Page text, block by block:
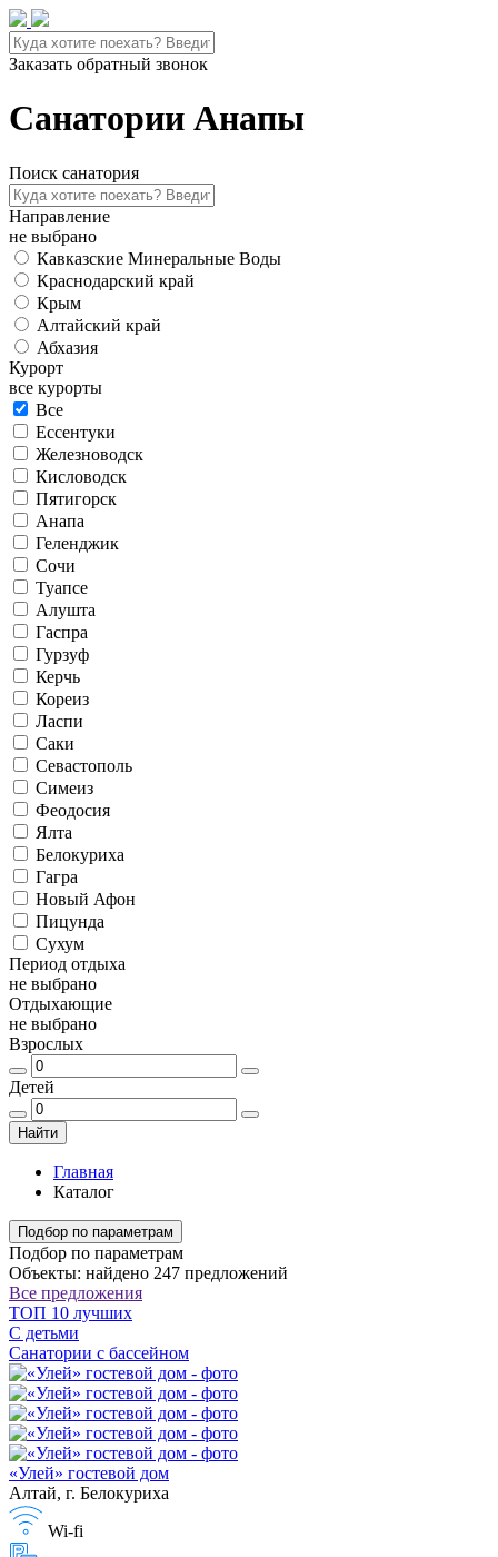
Заказать обратный звонок
Санатории Анапы
Поиск санатория
Направление
не выбрано
Кавказские Минеральные Воды
Краснодарский край
Крым
Алтайский край
Абхазия
Курорт
все курорты
Все
Ессентуки
Железноводск
Кисловодск
Пятигорск
Анапа
Геленджик
Сочи
Туапсе
Алушта
Гаспра
Гурзуф
Керчь
Кореиз
Ласпи
Саки
Севастополь
Симеиз
Феодосия
Ялта
Белокуриха
Гагра
Новый Афон
Пицунда
Сухум
Период отдыха
не выбрано
Отдыхающие
не выбрано
Взрослых
Детей
Найти
Главная
Каталог
Подбор по параметрам
Подбор по параметрам
Объекты: найдено 247 предложений
Все предложения
ТОП 10 лучших
С детьми
Санатории с бассейном
«Улей» гостевой дом
Алтай, г. Белокуриха
Wi-fi